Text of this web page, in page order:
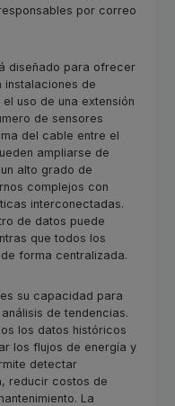
por correo
diseñado para ofrecer
instalaciones de
uso de una extensión
de sensores
del cable entre el
ampliarse de
alto grado de
complejos con
interconectadas.
de datos puede
que todos los
forma centralizada.
su capacidad para
de tendencias.
los datos históricos
los flujos de energía y
detectar
reducir costos de
La